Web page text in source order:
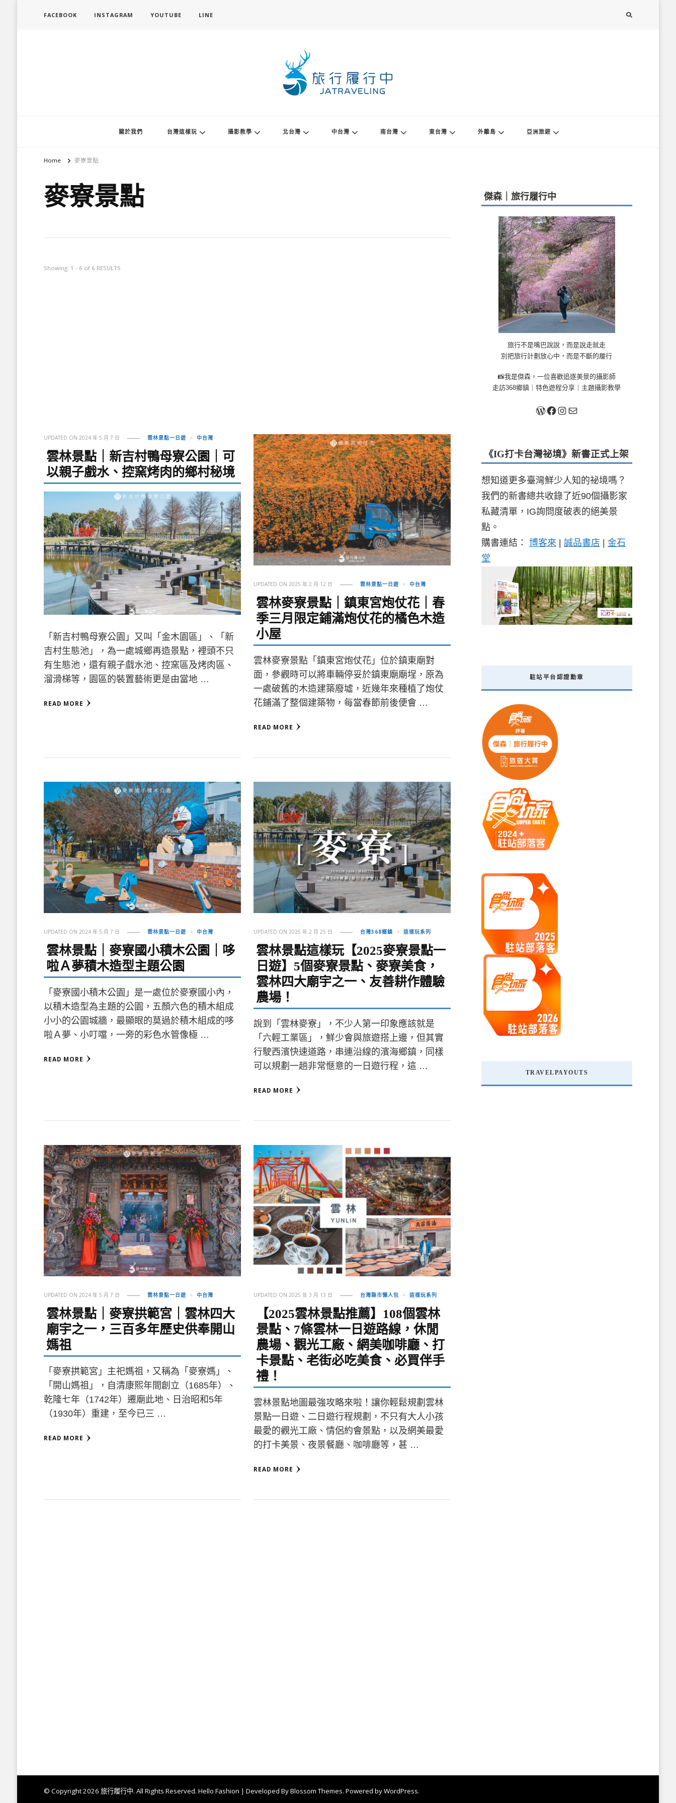
FACEBOOK INSTAGRAM YOUTUBE LINE
關於我們 台灣這樣玩 攝影教學 北台灣 中台灣 南台灣 東台灣 外離島 亞洲旅遊
Home 麥寮景點
麥寮景點
Showing: 1 - 6 of 6 RESULTS
UPDATED ON2024 年 5 月 7 日 雲林景點一日遊 中台灣
雲林景點｜新吉村鴨母寮公園｜可
以親子戲水、控窯烤肉的鄉村秘境
「新吉村鴨母寮公園」又叫「金木園區」、「新
吉村生態池」，為一處城鄉再造景點，裡頭不只
有生態池，還有親子戲水池、控窯區及烤肉區、
溜滑梯等，園區的裝置藝術更是由當地 …
READ MORE
UPDATED ON 2025 年 2 月 12 日 雲林景點一日遊 中台灣
雲林麥寮景點｜鎮東宮炮仗花｜春
季三月限定鋪滿炮仗花的橘色木造
小屋
雲林麥寮景點「鎮東宮炮仗花」位於鎮東廟對
面，參觀時可以將車輛停妥於鎮東廟廟埕，原為
一處破舊的木造建築廢墟，近幾年來種植了炮仗
花鋪滿了整個建築物，每當春節前後便會 …
READ MORE
UPDATED ON2024 年 5 月 7 日 雲林景點一日遊 中台灣
雲林景點｜麥寮國小積木公園｜哆
啦Ａ夢積木造型主題公園
「麥寮國小積木公園」是一處位於麥寮國小內，
以積木造型為主題的公園，五顏六色的積木組成
小小的公園城牆，最顯眼的莫過於積木組成的哆
啦Ａ夢、小叮噹，一旁的彩色水管像極 …
READ MORE
UPDATED ON 2025 年 2 月 25 日 台灣368鄉鎮 這樣玩系列
雲林景點這樣玩【2025麥寮景點一
日遊】5個麥寮景點、麥寮美食，
雲林四大廟宇之一、友善耕作體驗
農場！
說到「雲林麥寮」，不少人第一印象應該就是
「六輕工業區」，鮮少會與旅遊搭上邊，但其實
行駛西濱快速道路，串連沿線的濱海鄉鎮，同樣
可以規劃一趟非常愜意的一日遊行程，這 …
READ MORE
UPDATED ON2024 年 5 月 7 日 雲林景點一日遊 中台灣
雲林景點｜麥寮拱範宮｜雲林四大
廟宇之一，三百多年歷史供奉開山
媽祖
「麥寮拱範宮」主祀媽祖，又稱為「麥寮媽」、
「開山媽祖」，自清康熙年間創立（1685年）、
乾隆七年（1742年）遷廟此地、日治昭和5年
（1930年）重建，至今已三 …
READ MORE
UPDATED ON 2025 年 3 月 13 日 台灣縣市懶人包 這樣玩系列
【2025雲林景點推薦】108個雲林
景點、7條雲林一日遊路線，休閒
農場、觀光工廠、網美咖啡廳、打
卡景點、老街必吃美食、必買伴手
禮！
雲林景點地圖最強攻略來啦！讓你輕鬆規劃雲林
景點一日遊、二日遊行程規劃，不只有大人小孩
最愛的觀光工廠、情侶約會景點，以及網美最愛
的打卡美景、夜景餐廳、咖啡廳等，甚 …
READ MORE
傑森｜旅行履行中
旅行不是嘴巴說說，而是說走就走
別把旅行計劃放心中，而是不斷的履行
📸我是傑森，一位喜歡追逐美景的攝影師
走訪368鄉鎮｜特色遊程分享｜主題攝影教學
關於我 Facebook
Instagram
《IG打卡台灣祕境》新書正式上架
想知道更多臺灣鮮少人知的祕境嗎？
我們的新書總共收錄了近90個攝影家
私藏清單，IG詢問度破表的絕美景
點。
購書連結： 博客來 | 誠品書店 | 金石
堂
駐站平台認證勳章
TRAVELPAYOUTS
© Copyright 2026 旅行履行中. All Rights Reserved. Hello Fashion | Developed ByBlossom Themes. Powered byWordPress.